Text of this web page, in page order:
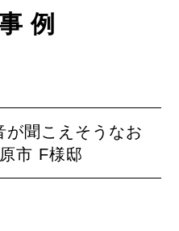
例
が聞こえそうなお
F様邸